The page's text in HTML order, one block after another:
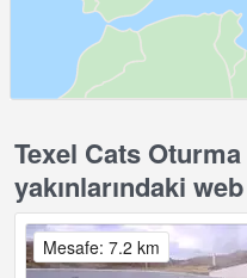
Texel Cats Oturma
yakınlarındaki
Mesafe: 7.2 km